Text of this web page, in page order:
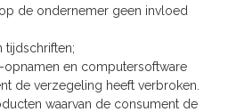
de ondernemer geen invloed
tijdschriften;
en computersoftware
de verzegeling heeft verbroken.
waarvan de consument de